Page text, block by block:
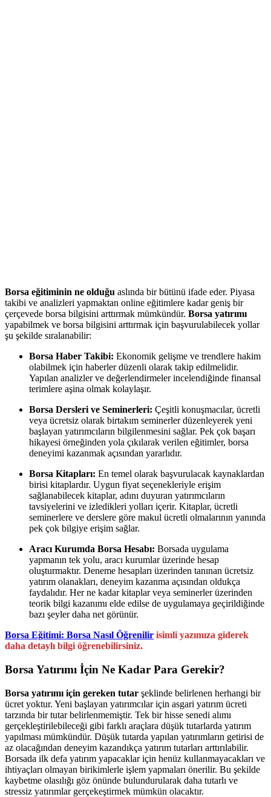
Borsa eğitiminin ne olduğu aslında bir bütünü ifade eder. Piyasa
takibi ve analizleri yapmaktan online eğitimlere kadar geniş bir
çerçevede borsa bilgisini arttırmak mümkündür. Borsa yatırımı
yapabilmek ve borsa bilgisini arttırmak için başvurulabilecek yollar
şu şekilde sıralanabilir:
Borsa Haber Takibi: Ekonomik gelişme ve trendlere hakim
olabilmek için haberler düzenli olarak takip edilmelidir.
Yapılan analizler ve değerlendirmeler incelendiğinde finansal
terimlere aşina olmak kolaylaşır.
Borsa Dersleri ve Seminerleri: Çeşitli konuşmacılar, ücretli
veya ücretsiz olarak birtakım seminerler düzenleyerek yeni
başlayan yatırımcıların bilgilenmesini sağlar. Pek çok başarı
hikayesi örneğinden yola çıkılarak verilen eğitimler, borsa
deneyimi kazanmak açısından yararlıdır.
Borsa Kitapları: En temel olarak başvurulacak kaynaklardan
birisi kitaplardır. Uygun fiyat seçenekleriyle erişim
sağlanabilecek kitaplar, adını duyuran yatırımcıların
tavsiyelerini ve izledikleri yolları içerir. Kitaplar, ücretli
seminerlere ve derslere göre makul ücretli olmalarının yanında
pek çok bilgiye erişim sağlar.
Aracı Kurumda Borsa Hesabı: Borsada uygulama
yapmanın tek yolu, aracı kurumlar üzerinde hesap
oluşturmaktır. Deneme hesapları üzerinden tanınan ücretsiz
yatırım olanakları, deneyim kazanma açısından oldukça
faydalıdır. Her ne kadar kitaplar veya seminerler üzerinden
teorik bilgi kazanımı elde edilse de uygulamaya geçirildiğinde
bazı şeyler daha net görünür.
Borsa Eğitimi: Borsa Nasıl Öğrenilir isimli yazımıza giderek
daha detaylı bilgi öğrenebilirsiniz.
Borsa Yatırımı İçin Ne Kadar Para Gerekir?
Borsa yatırımı için gereken tutar şeklinde belirlenen herhangi bir
ücret yoktur. Yeni başlayan yatırımcılar için asgari yatırım ücreti
tarzında bir tutar belirlenmemiştir. Tek bir hisse senedi alımı
gerçekleştirilebileceği gibi farklı araçlara düşük tutarlarda yatırım
yapılması mümkündür. Düşük tutarda yapılan yatırımların getirisi de
az olacağından deneyim kazandıkça yatırım tutarları arttırılabilir.
Borsada ilk defa yatırım yapacaklar için henüz kullanmayacakları ve
ihtiyaçları olmayan birikimlerle işlem yapmaları önerilir. Bu şekilde
kaybetme olasılığı göz önünde bulundurularak daha tutarlı ve
stressiz yatırımlar gerçekeştirmek mümkün olacaktır.